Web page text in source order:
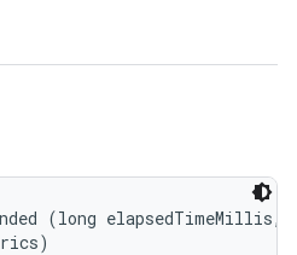
(long elapsedTimeMillis,